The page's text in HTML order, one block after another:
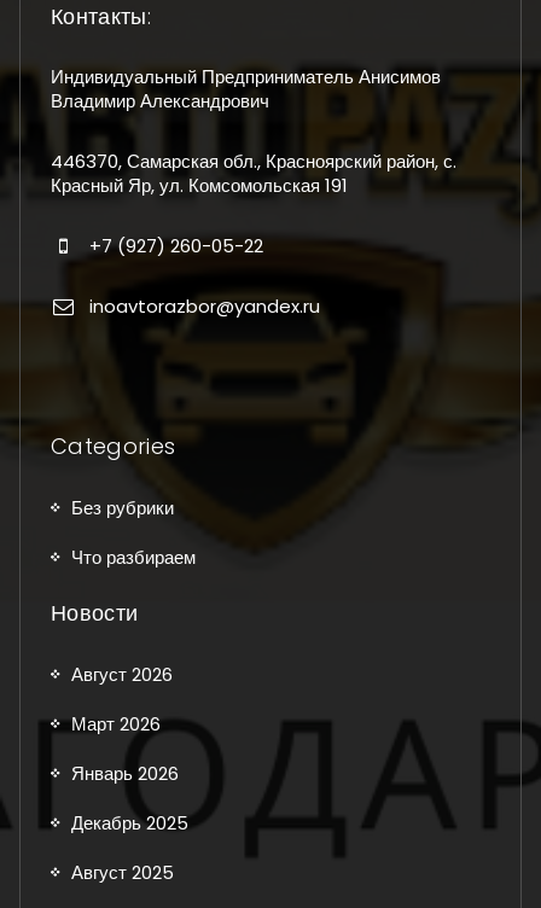
Контакты:
Индивидуальный Предприниматель Анисимов
Владимир Александрович
446370, Самарская обл., Красноярский район, с.
Красный Яр, ул. Комсомольская 191
+7 (927) 260-05-22
inoavtorazbor@yandex.ru
Categories
Без рубрики
Что разбираем
Новости
Август 2026
Март 2026
Январь 2026
Декабрь 2025
Август 2025